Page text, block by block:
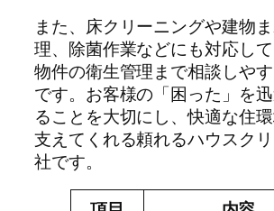
また、床クリーニングや建物
理、除菌作業などにも対応して
物件の衛生管理まで相談しや
です。お客様の「困った」を
ることを大切にし、快適な住
支えてくれる頼れるハウスク
社です。